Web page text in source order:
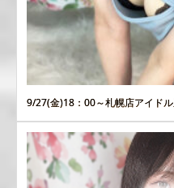
9/27(金)18：00～札幌店アイド